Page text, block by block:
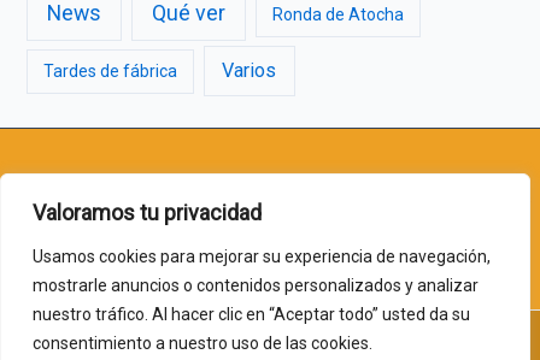
Valoramos tu privacidad
Usamos cookies para mejorar su experiencia de navegación,
mostrarle anuncios o contenidos personalizados y analizar
nuestro tráfico. Al hacer clic en “Aceptar todo” usted da su
consentimiento a nuestro uso de las cookies.
News Qué ver Ronda de Atocha
Tardes de fábrica Varios
jlchaos@gmail.com
| +34 913 69 06 71 | Jesús 2 - 28014 - Huertas
(Madrid)
Copyright © 2026 Cervezas la Fábrica | Web creada por